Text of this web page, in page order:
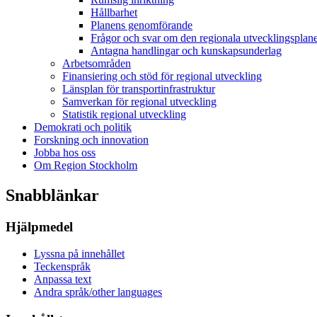
Hållbarhet
Planens genomförande
Frågor och svar om den regionala
Antagna handlingar och kunskapsunderlag
Arbetsområden
Finansiering och stöd för regional utveckling
Länsplan för transportinfrastruktur
Samverkan för regional utveckling
Statistik regional utveckling
Demokrati och politik
Forskning och innovation
Jobba hos oss
Om Region Stockholm
Snabblänkar
Hjälpmedel
Lyssna på innehållet
Teckenspråk
Anpassa text
Andra språk/other languages